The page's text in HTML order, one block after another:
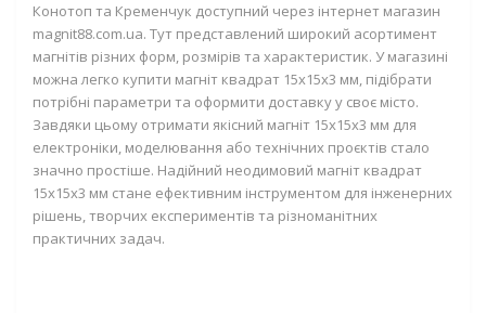
Конотоп та Кременчук доступний через інтернет магазин
magnit88.com.ua. Тут представлений широкий асортимент
магнітів різних форм, розмірів та характеристик. У магазині
можна легко купити магніт квадрат 15х15х3 мм, підібрати
потрібні параметри та оформити доставку у своє місто.
Завдяки цьому отримати якісний магніт 15х15х3 мм для
електроніки, моделювання або технічних проєктів стало
значно простіше. Надійний неодимовий магніт квадрат
15х15х3 мм стане ефективним інструментом для інженерних
рішень, творчих експериментів та різноманітних
практичних задач.